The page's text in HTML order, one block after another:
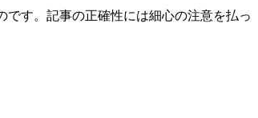
です。記事の正確性には細心の注意を払っ